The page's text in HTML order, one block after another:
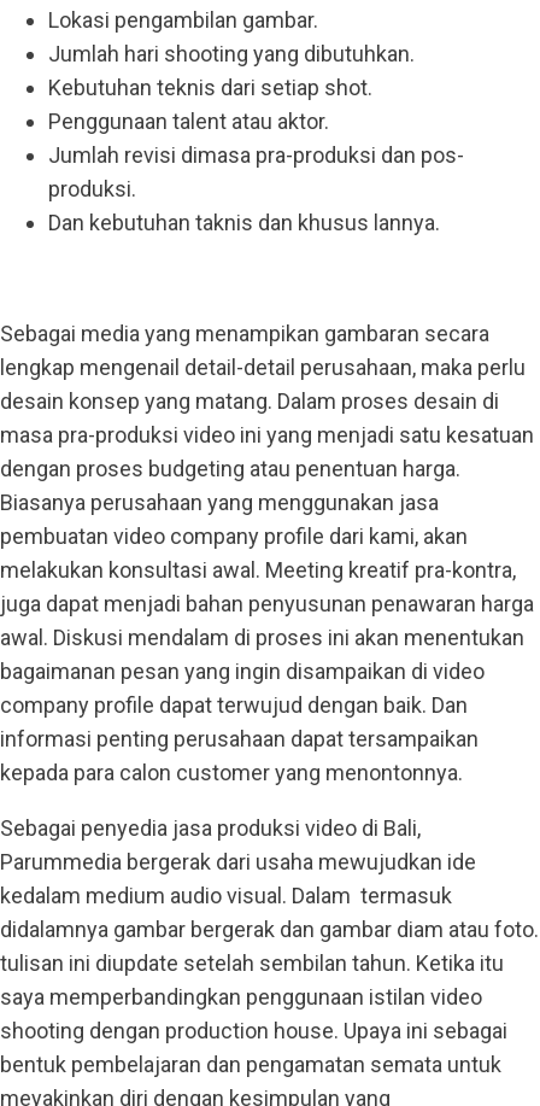
Lokasi pengambilan gambar.
Jumlah hari shooting yang dibutuhkan.
Kebutuhan teknis dari setiap shot.
Penggunaan talent atau aktor.
Jumlah revisi dimasa pra-produksi dan pos-
produksi.
Dan kebutuhan taknis dan khusus lannya.
Sebagai media yang menampikan gambaran secara
lengkap mengenail detail-detail perusahaan, maka perlu
desain konsep yang matang. Dalam proses desain di
masa pra-produksi video ini yang menjadi satu kesatuan
dengan proses budgeting atau penentuan harga.
Biasanya perusahaan yang menggunakan jasa
pembuatan video company profile dari kami, akan
melakukan konsultasi awal. Meeting kreatif pra-kontra,
juga dapat menjadi bahan penyusunan penawaran harga
awal. Diskusi mendalam di proses ini akan menentukan
bagaimanan pesan yang ingin disampaikan di video
company profile dapat terwujud dengan baik. Dan
informasi penting perusahaan dapat tersampaikan
kepada para calon customer yang menontonnya.
Sebagai penyedia jasa produksi video di Bali,
Parummedia bergerak dari usaha mewujudkan ide
kedalam medium audio visual. Dalam termasuk
didalamnya gambar bergerak dan gambar diam atau foto.
tulisan ini diupdate setelah sembilan tahun. Ketika itu
saya memperbandingkan penggunaan istilan video
shooting dengan production house. Upaya ini sebagai
bentuk pembelajaran dan pengamatan semata untuk
meyakinkan diri dengan kesimpulan yang